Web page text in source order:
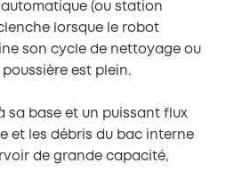
(ou station
lorsque le robot
son cycle de nettoyage ou
est plein.
sa base et un puissant flux
et les débris du bac interne
de grande capacité,